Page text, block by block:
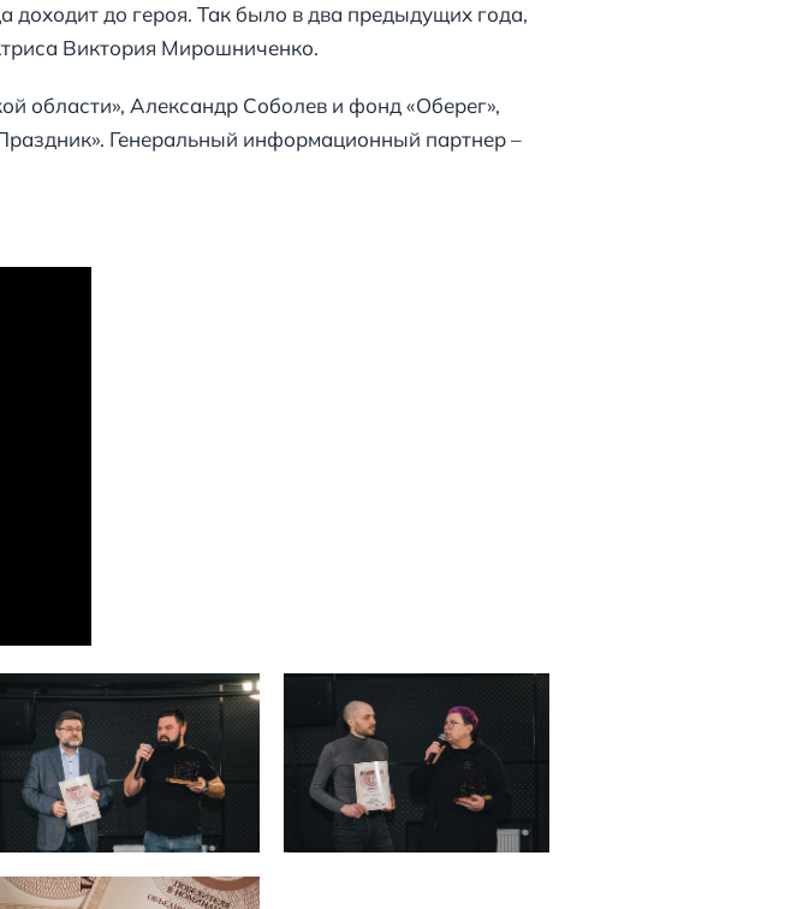
доходит до героя. Так было в два предыдущих года,
Виктория Мирошниченко.
области», Александр Соболев и фонд «Оберег»,
Генеральный информационный партнер –